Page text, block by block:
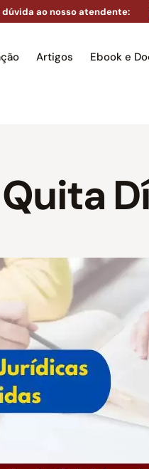
dúvida ao nosso atendente:
Artigos Ebook e